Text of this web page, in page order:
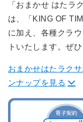
「おまかせ はた
は、「KING OF
に加え、各種クラ
トいたします。ぜ
おまかせはたラク
ンナップを見る